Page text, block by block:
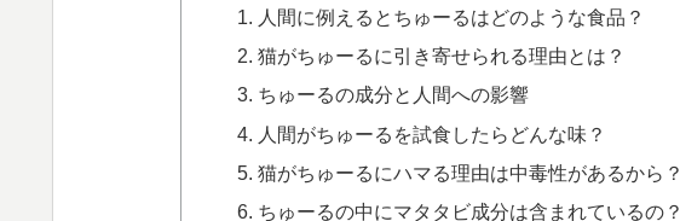
人間に例えるとちゅーるはどのような食品？
猫がちゅーるに引き寄せられる理由とは？
ちゅーるの成分と人間への影響
人間がちゅーるを試食したらどんな味？
猫がちゅーるにハマる理由は中毒性があるから？
ちゅーるの中にマタタビ成分は含まれているの？